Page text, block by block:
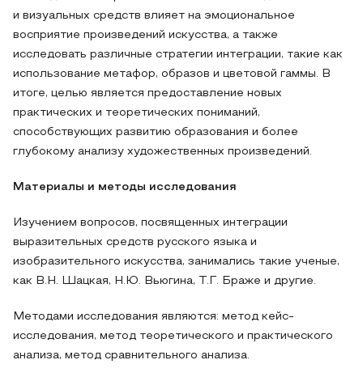
и визуальных средств влияет на эмоциональное
восприятие произведений искусства, а также
исследовать различные стратегии интеграции, такие как
использование метафор, образов и цветовой гаммы. В
итоге, целью является предоставление новых
практических и теоретических пониманий,
способствующих развитию образования и более
глубокому анализу художественных произведений.
Материалы и методы исследования
Изучением вопросов, посвященных интеграции
выразительных средств русского языка и
изобразительного искусства, занимались такие ученые,
как В.Н. Шацкая, Н.Ю. Вьюгина, Т.Г. Браже и другие.
Методами исследования являются: метод кейс-
исследования, метод теоретического и практического
анализа, метод сравнительного анализа.